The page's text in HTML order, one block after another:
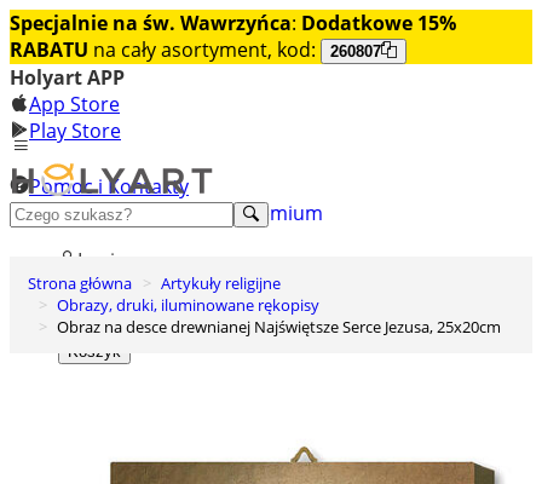
Specjalnie na św. Wawrzyńca: Dodatkowe 15%
RABATU na cały asortyment, kod: 260807
Holyart APP
App Store
Play Store
Pomoc i Kontakty
+48 222 922 860
Odkryj premium
Login
Lista życzeń
0
Koszyk
Strona główna
Artykuły religijne
Obrazy, druki, iluminowane rękopisy
Obraz na desce drewnianej Najświętsze Serce Jezusa, 25x20cm